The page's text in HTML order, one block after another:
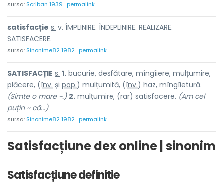
sursa: Scriban 1939 permalink
satisfacție s. v. ÎMPLINIRE. ÎNDEPLINIRE. REALIZARE.
SATISFACERE.
sursa: Sinonime82 1982 permalink
SATISFACȚIE s. 1. bucurie, desfătare, mîngîiere, mulțumire,
plăcere, (înv. și pop.) mulțumită, (înv.) haz, mîngîietură.
(Simte o mare ~.) 2. mulțumire, (rar) satisfacere. (Am cel
puțin ~ că...)
sursa: Sinonime82 1982 permalink
Satisfacțiune dex online | sinonim
Satisfacțiune definitie